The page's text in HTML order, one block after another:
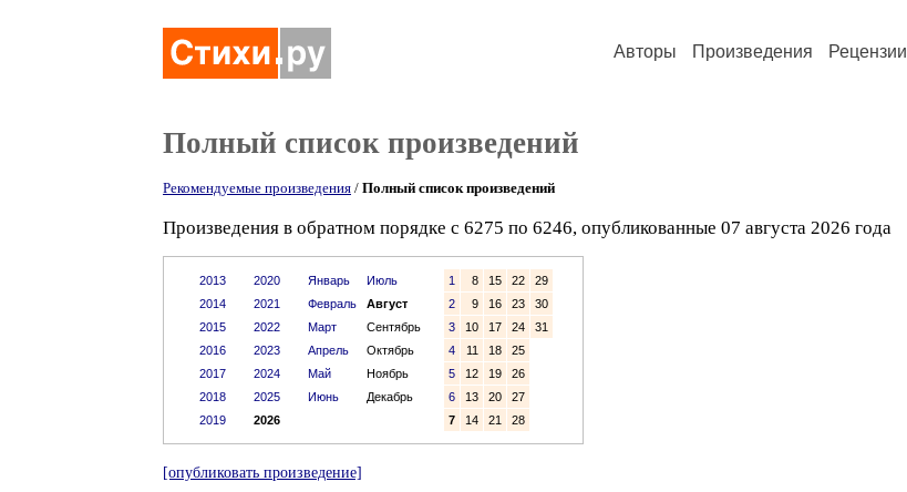
Авторы Произведения Рецензии
Полный список произведений
Рекомендуемые произведения / Полный список произведений
Произведения в обратном порядке с 6275 по 6246, опубликованные 07 августа 2026 года
2013
2014
2015
2016
2017
2018
2019
2020
2021
2022
2023
2024
2025
2026
Январь
Июль
Февраль
Август
Март
Сентябрь
Апрель
Октябрь
Май
Ноябрь
Июнь
Декабрь
1 8 15 22
29
2
9 16 23
30
3
10 17 24
31
4
11 18
25
5
12 19
26
6
13 20
27
7
14 21 28
[опубликовать произведение]